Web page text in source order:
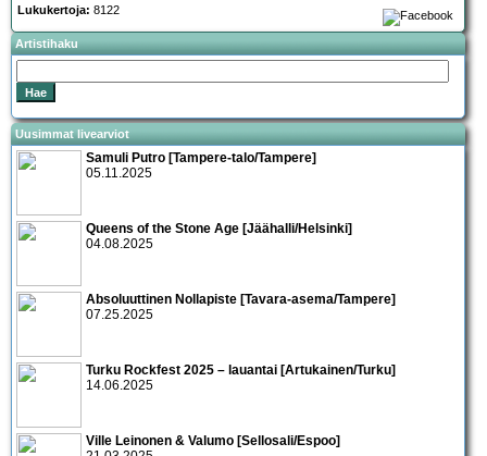
Lukukertoja: 8122
Artistihaku
Uusimmat livearviot
Samuli Putro [Tampere-talo/Tampere]
05.11.2025
Queens of the Stone Age [Jäähalli/Helsinki]
04.08.2025
Absoluuttinen Nollapiste [Tavara-asema/Tampere]
07.25.2025
Turku Rockfest 2025 – lauantai [Artukainen/Turku]
14.06.2025
Ville Leinonen & Valumo [Sellosali/Espoo]